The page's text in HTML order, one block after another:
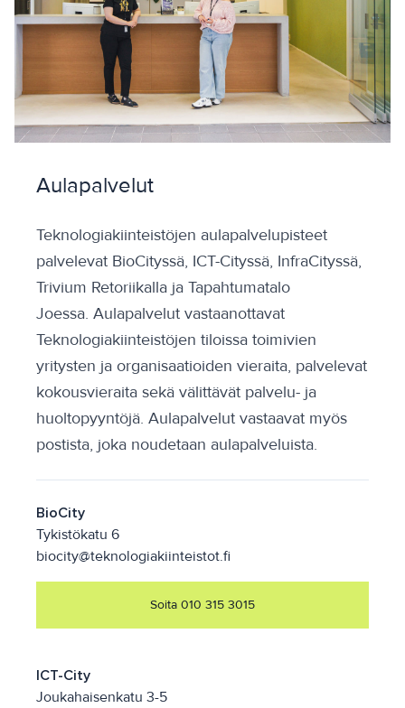
Aulapalvelut
Teknologiakiinteistöjen aulapalvelupisteet
palvelevat BioCityssä, ICT-Cityssä, InfraCityssä,
Trivium Retoriikalla ja Tapahtumatalo
Joessa. Aulapalvelut vastaanottavat
Teknologiakiinteistöjen tiloissa toimivien
yritysten ja organisaatioiden vieraita, palvelevat
kokousvieraita sekä välittävät palvelu- ja
huoltopyyntöjä. Aulapalvelut vastaavat myös
postista, joka noudetaan aulapalveluista.
BioCity
Tykistökatu 6
biocity@teknologiakiinteistot.fi
Soita 010 315 3015
ICT-City
Joukahaisenkatu 3-5